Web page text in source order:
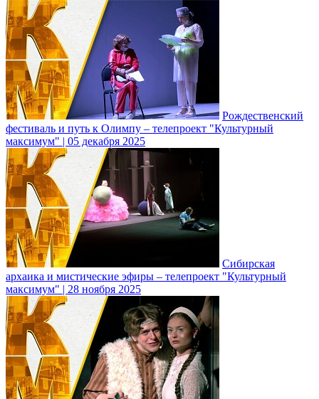
Рождественский
фестиваль и путь к Олимпу – телепроект "Культурный
максимум" | 05 декабря 2025
Сибирская
архаика и мистические эфиры – телепроект "Культурный
максимум" | 28 ноября 2025